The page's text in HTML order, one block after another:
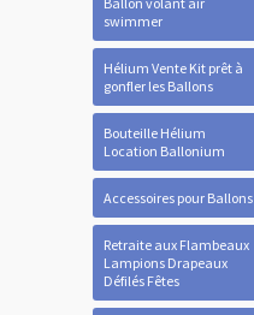
swimmer
Hélium Vente Kit prêt à
gonfler les Ballons
Bouteille Hélium
Location Ballonium
Accessoires pour Ballons
Retraite aux Flambeaux
Lampions Drapeaux
Défilés Fêtes